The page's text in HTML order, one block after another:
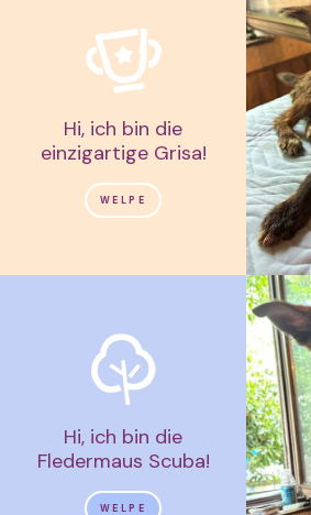
Hi, ich bin die
einzigartige Grisa!
WELPE
Hi, ich bin die
Fledermaus Scuba!
WELPE